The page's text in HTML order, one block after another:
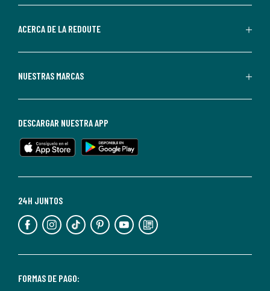
parte
Redoute.
de
en
cualquier
Para
información,
puedes
nuestra
ACERCA DE LA REDOUTE
NUESTRAS MARCAS
FORMAS DE PAGO:
24H JUNTOS
DESCARGAR NUESTRA APP